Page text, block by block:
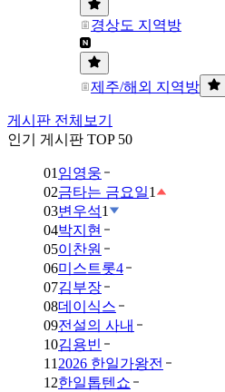
경상도 지역방
제주/해외 지역방
게시판 전체보기
인기 게시판 TOP 50
01 임영웅
02금타는 금요일1
03변우석1
04박지현
05이찬원
06미스트롯4
07김부장
08데이식스
09전설의 사내
10김용빈
11 2026 한일가왕전
12한일톱텐쇼